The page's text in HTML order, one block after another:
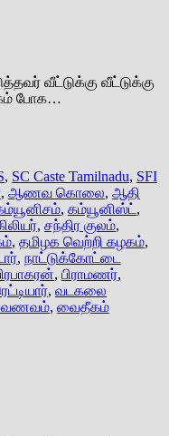
வீட்டுக்கு வீட்டுக்கு
போக…
, SC Caste Tamilnadu, SFI
, ஆணவ கொலை, ஆதி
, கம்யூனிஸ்ட் ,
, சந்திர குலம்,
, தமிழக வெற்றி கழகம்,
, நாட்டுக்கோட்டை
, பிராமணர்,
, வடகலை
, வைதீகம்